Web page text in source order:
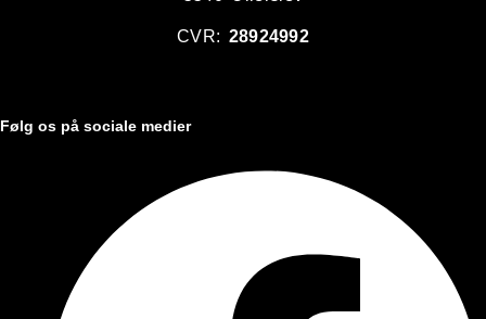
CVR: 28924992
Følg os på sociale medier